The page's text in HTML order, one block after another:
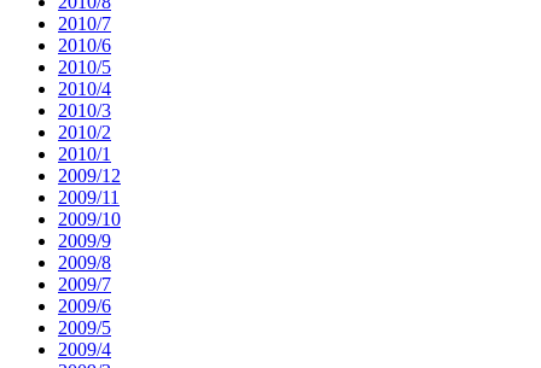
2010/7
2010/6
2010/5
2010/4
2010/3
2010/2
2010/1
2009/12
2009/11
2009/10
2009/9
2009/8
2009/7
2009/6
2009/5
2009/4